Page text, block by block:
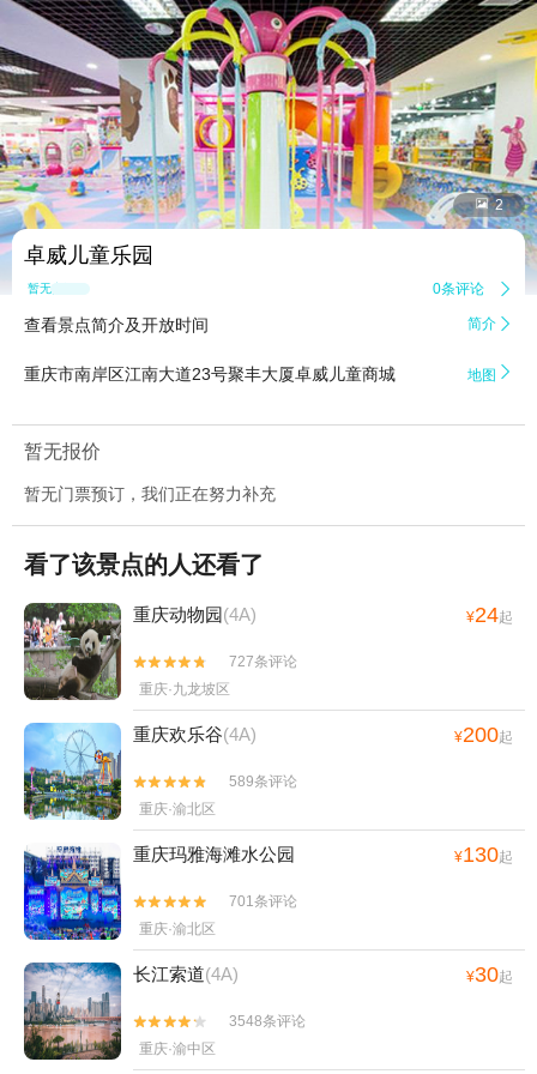
 2
卓威儿童乐园
暂无点评 0条评论 
查看景点简介及开放时间 简介 
重庆市南岸区江南大道23号聚丰大厦卓威儿童商城 地图 
暂无报价
暂无门票预订，我们正在努力补充
看了该景点的人还看了
重庆动物园(4A) ¥24起


727条评论
重庆·九龙坡区
重庆欢乐谷(4A) ¥200起


589条评论
重庆·渝北区
重庆玛雅海滩水公园 ¥130起


701条评论
重庆·渝北区
长江索道(4A) ¥30起


3548条评论
重庆·渝中区